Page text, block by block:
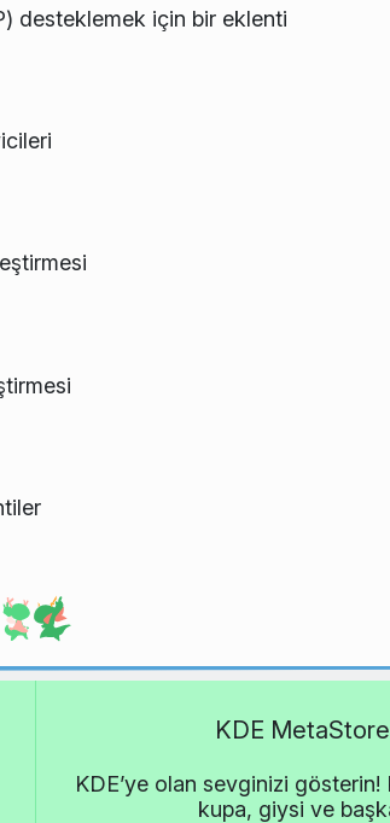
desteklemek için bir eklenti
KDE
KDE’ye olan sevginizi
kupa, giysi ve